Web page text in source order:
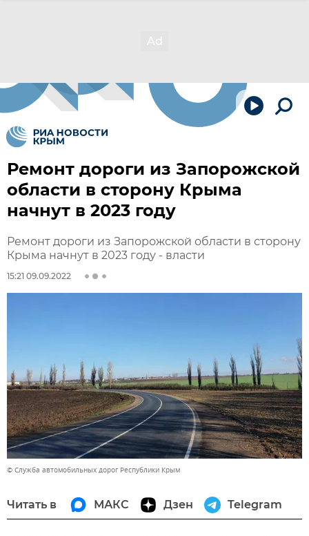
Ремонт дороги из Запорожской
области в сторону Крыма
начнут в 2023 году
Ремонт дороги из Запорожской области в сторону
Крыма начнут в 2023 году - власти
15:21 09.09.2022
© Служба автомобильных дорог Республики Крым
Читать в МАКС Дзен Telegram